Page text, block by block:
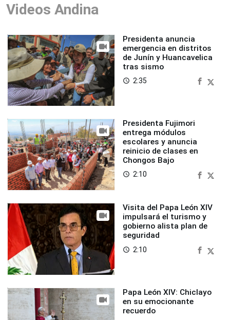
Videos Andina
Presidenta anuncia
emergencia en distritos
de Junín y Huancavelica
tras sismo
access_time 2:35
Presidenta Fujimori
entrega módulos
escolares y anuncia
reinicio de clases en
Chongos Bajo
access_time 2:10
Visita del Papa León XIV
impulsará el turismo y
gobierno alista plan de
seguridad
access_time 2:10
Papa León XIV: Chiclayo
en su emocionante
recuerdo